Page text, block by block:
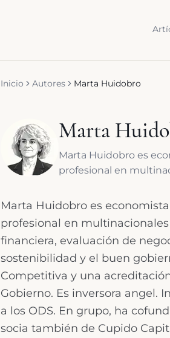
Inicio Autores Marta Huidobro
Marta
Marta Huidobro es
profesional en
Marta Huidobro es
profesional en
financiera, evaluación de
sostenibilidad y el buen
Competitiva y una
Gobierno. Es inversora angel.
a los ODS. En grupo, ha
socia también de Cupido